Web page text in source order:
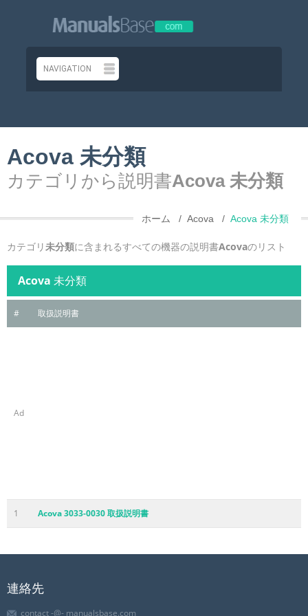
Acova 未分類
カテゴリから説明書Acova 未分類
ホーム Acova Acova 未分類
カテゴリ未分類に含まれるすべての機器の説明書Acovaのリスト
Acova 未分類
# 取扱説明書
Ad
1 Acova 3033-0030 取扱説明書
連絡先
contact -@- manualsbase.com